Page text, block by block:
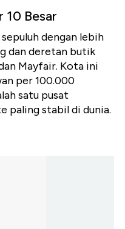
Besar
dengan lebih
dan deretan butik
Mayfair. Kota ini
per 100.000
satu pusat
paling stabil di dunia.